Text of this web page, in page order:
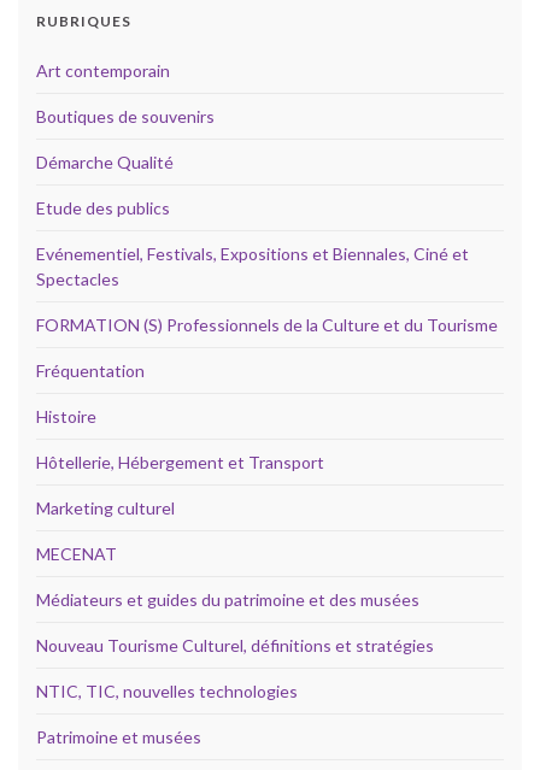
RUBRIQUES
Art contemporain
Boutiques de souvenirs
Démarche Qualité
Etude des publics
Evénementiel, Festivals, Expositions et Biennales, Ciné et
Spectacles
FORMATION (S) Professionnels de la Culture et du Tourisme
Fréquentation
Histoire
Hôtellerie, Hébergement et Transport
Marketing culturel
MECENAT
Médiateurs et guides du patrimoine et des musées
Nouveau Tourisme Culturel, définitions et stratégies
NTIC, TIC, nouvelles technologies
Patrimoine et musées